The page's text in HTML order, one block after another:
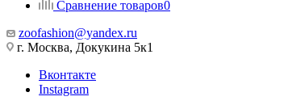
Сравнение товаров0
zoofashion@yandex.ru
г. Москва, Докукина 5к1
Вконтакте
Instagram